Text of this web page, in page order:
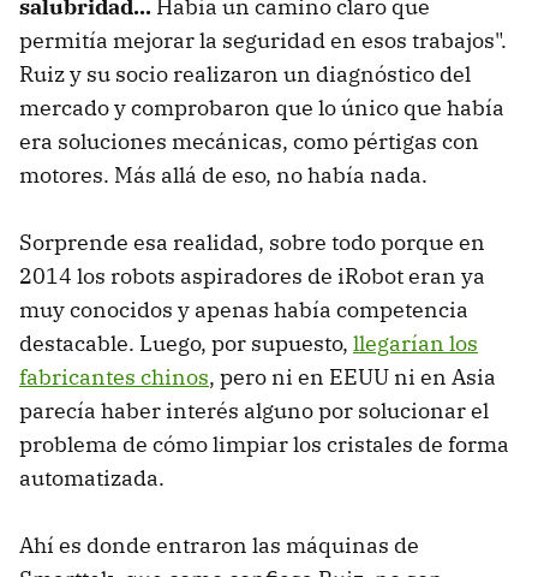
salubridad... Había un camino claro que
permitía mejorar la seguridad en esos trabajos".
Ruiz y su socio realizaron un diagnóstico del
mercado y comprobaron que lo único que había
era soluciones mecánicas, como pértigas con
motores. Más allá de eso, no había nada.
Sorprende esa realidad, sobre todo porque en
2014 los robots aspiradores de iRobot eran ya
muy conocidos y apenas había competencia
destacable. Luego, por supuesto, llegarían los
fabricantes chinos, pero ni en EEUU ni en Asia
parecía haber interés alguno por solucionar el
problema de cómo limpiar los cristales de forma
automatizada.
Ahí es donde entraron las máquinas de